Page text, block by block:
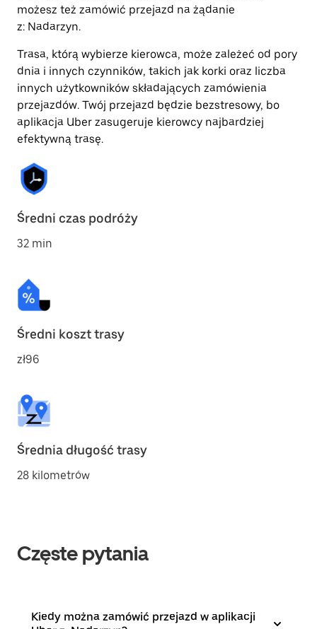
możesz też zamówić przejazd na żądanie
z: Nadarzyn.
Trasa, którą wybierze kierowca, może zależeć od pory
dnia i innych czynników, takich jak korki oraz liczba
innych użytkowników składających zamówienia
przejazdów. Twój przejazd będzie bezstresowy, bo
aplikacja Uber zasugeruje kierowcy najbardziej
efektywną trasę.
Średni czas podróży
32 min
Średni koszt trasy
zł96
Średnia długość trasy
28 kilometrów
Częste pytania
Kiedy można zamówić przejazd w aplikacji